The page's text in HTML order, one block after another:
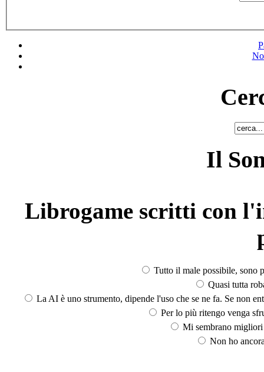
Il
Librogame scritti con
Tutto il male possibile, sono
Quasi tutta
La AI è uno strumento, dipende l'uso che se ne fa. Se non
Per lo più ritengo venga
Mi sembrano
Non ho